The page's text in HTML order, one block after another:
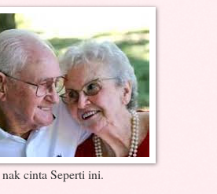
cinta Seperti ini.